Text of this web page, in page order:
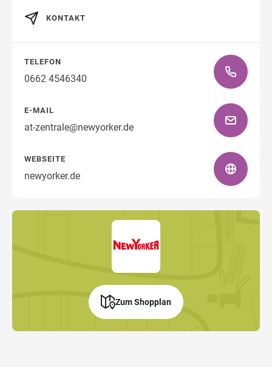
KONTAKT
TELEFON
0662 4546340
E-MAIL
at-zentrale@newyorker.de
WEBSEITE
newyorker.de
Zum Shopplan